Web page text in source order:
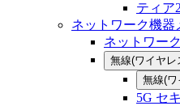
ティア
ネットワーク機器
ネットワー
無線(ワイヤレ
無線(
5G セ